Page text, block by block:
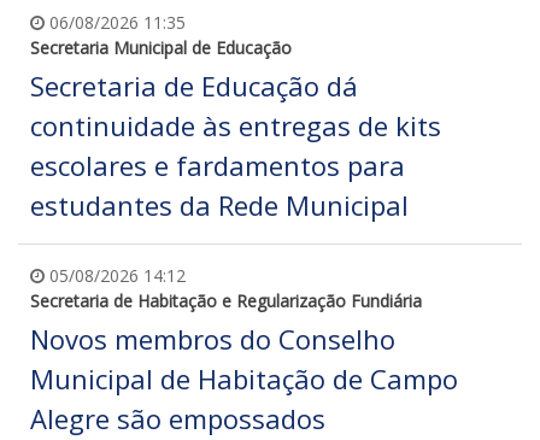
06/08/2026 11:35
Secretaria Municipal de Educação
Secretaria de Educação dá
continuidade às entregas de kits
escolares e fardamentos para
estudantes da Rede Municipal
05/08/2026 14:12
Secretaria de Habitação e Regularização Fundiária
Novos membros do Conselho
Municipal de Habitação de Campo
Alegre são empossados